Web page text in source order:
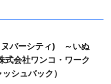
バーシティ) ～いぬ
会社ワンコ・ワーク
シュバック）